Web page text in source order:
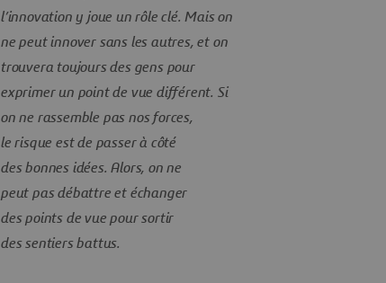
l’innovation y joue un rôle clé. Mais on
ne peut innover sans les autres, et on
trouvera toujours des gens pour
exprimer un point de vue différent. Si
on ne rassemble pas nos forces,
le risque est de passer à côté
des bonnes idées. Alors, on ne
peut pas débattre et échanger
des points de vue pour sortir
des sentiers battus.